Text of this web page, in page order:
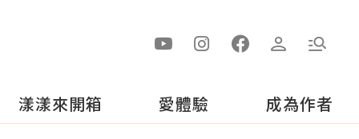
漾漾來開箱 愛體驗 成為作者